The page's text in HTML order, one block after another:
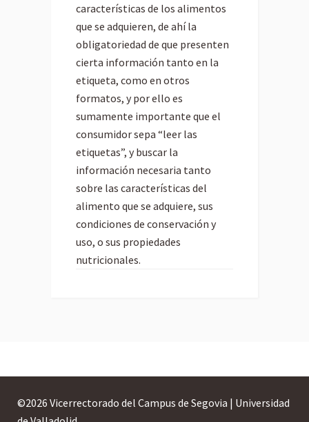
características de los alimentos
que se adquieren, de ahí la
obligatoriedad de que presenten
cierta información tanto en la
etiqueta, como en otros
formatos, y por ello es
sumamente importante que el
consumidor sepa “leer las
etiquetas”, y buscar la
información necesaria tanto
sobre las características del
alimento que se adquiere, sus
condiciones de conservación y
uso, o sus propiedades
nutricionales.
©2026 Vicerrectorado del Campus de Segovia | Universidad